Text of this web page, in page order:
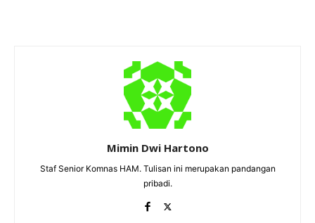
Mimin Dwi Hartono
Staf Senior Komnas HAM. Tulisan ini merupakan pandangan
pribadi.